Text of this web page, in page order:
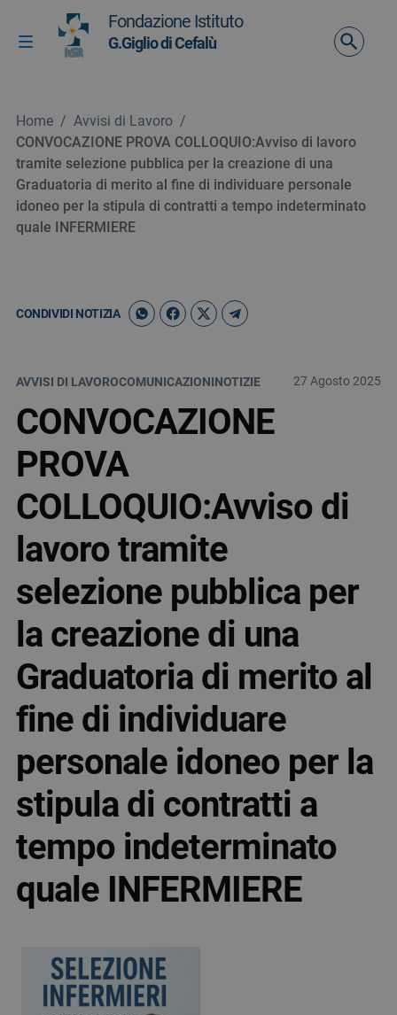
Vai ai contenuti
Vai al menu di navigazione
Vai al footer
Attiva / disattiva la navigazione
Fondazione Istituto
G.Giglio di Cefalù
Home / Avvisi di Lavoro /
CONVOCAZIONE PROVA COLLOQUIO:Avviso di lavoro
tramite selezione pubblica per la creazione di una
Graduatoria di merito al fine di individuare personale
idoneo per la stipula di contratti a tempo indeterminato
quale INFERMIERE
CONDIVIDI NOTIZIA
AVVISI DI LAVOROCOMUNICAZIONINOTIZIE 27 Agosto 2025
CONVOCAZIONE
PROVA
COLLOQUIO:Avviso di
lavoro tramite
selezione pubblica per
la creazione di una
Graduatoria di merito al
fine di individuare
personale idoneo per la
stipula di contratti a
tempo indeterminato
quale INFERMIERE